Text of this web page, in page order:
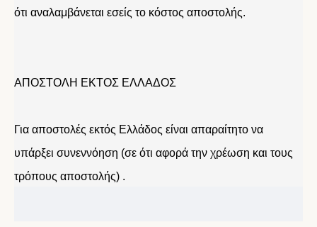
ότι αναλαμβάνεται εσείς το κόστος αποστολής.
ΑΠΟΣΤΟΛΗ ΕΚΤΟΣ ΕΛΛΑΔΟΣ
Για αποστολές εκτός Ελλάδος είναι απαραίτητο να
υπάρξει συνεννόηση (σε ότι αφορά την χρέωση και τους
τρόπους αποστολής) .